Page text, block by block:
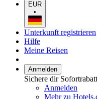
EUR
•
Unterkunft registrieren
Hilfe
Meine Reisen
Anmelden
Sichere dir
Anmelden
Mehr zu